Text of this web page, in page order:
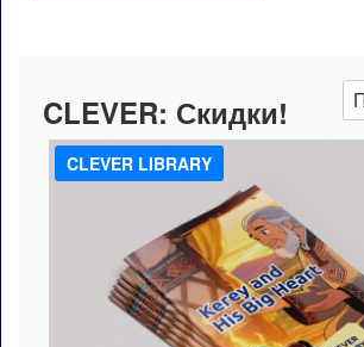
CLEVER: Скидки!
CLEVER LIBRARY